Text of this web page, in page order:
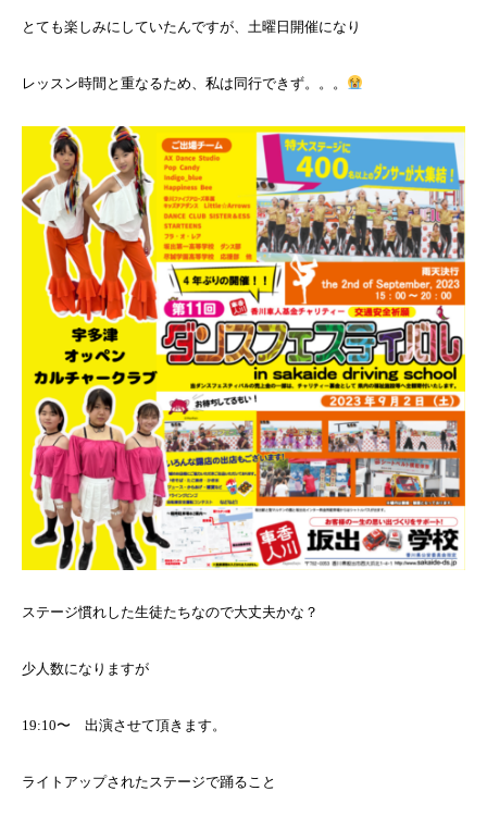
とても楽しみにしていたんですが、土曜日開催になり
レッスン時間と重なるため、私は同行できず。。。
ステージ慣れした生徒たちなので大丈夫かな？
少人数になりますが
19:10〜 出演させて頂きます。
ライトアップされたステージで踊ること